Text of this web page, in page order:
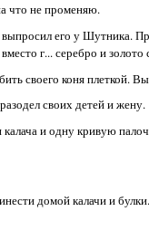
что не променяю.
его у Шутника.
г... серебро и
своего коня плеткой.
своих детей и жену.
и одну кривую
домой калачи и булки.